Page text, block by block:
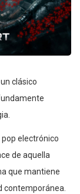
clásico
pop electrónico
de aquella
que mantiene
contemporánea.